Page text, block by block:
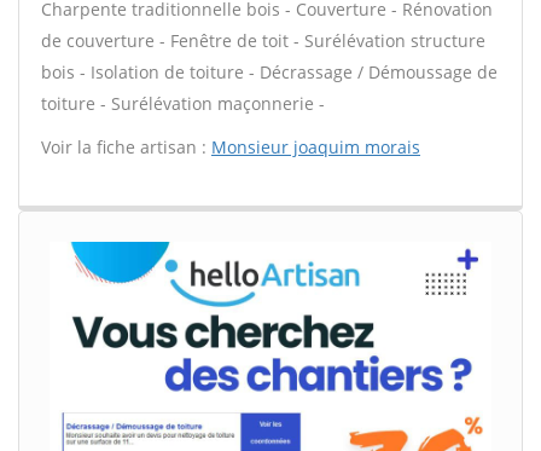
Charpente traditionnelle bois - Couverture - Rénovation
de couverture - Fenêtre de toit - Surélévation structure
bois - Isolation de toiture - Décrassage / Démoussage de
toiture - Surélévation maçonnerie -
Voir la fiche artisan : Monsieur joaquim morais